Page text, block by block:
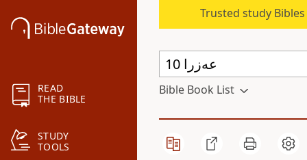
READ
THE BIBLE
STUDY
TOOLS
Trusted study
Bible Book List